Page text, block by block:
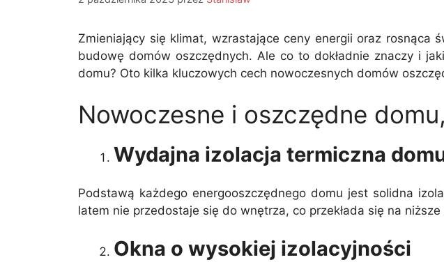
Zmieniający się klimat, wzrastające ceny energii oraz rosnąca
budowę domów oszczędnych. Ale co to dokładnie znaczy i
domu? Oto kilka kluczowych cech nowoczesnych domów
Nowoczesne i oszczędne
Wydajna izolacja termiczna
Podstawą każdego energooszczędnego domu jest solidna
latem nie przedostaje się do wnętrza, co przekłada się na
Okna o wysokiej izolacyjności